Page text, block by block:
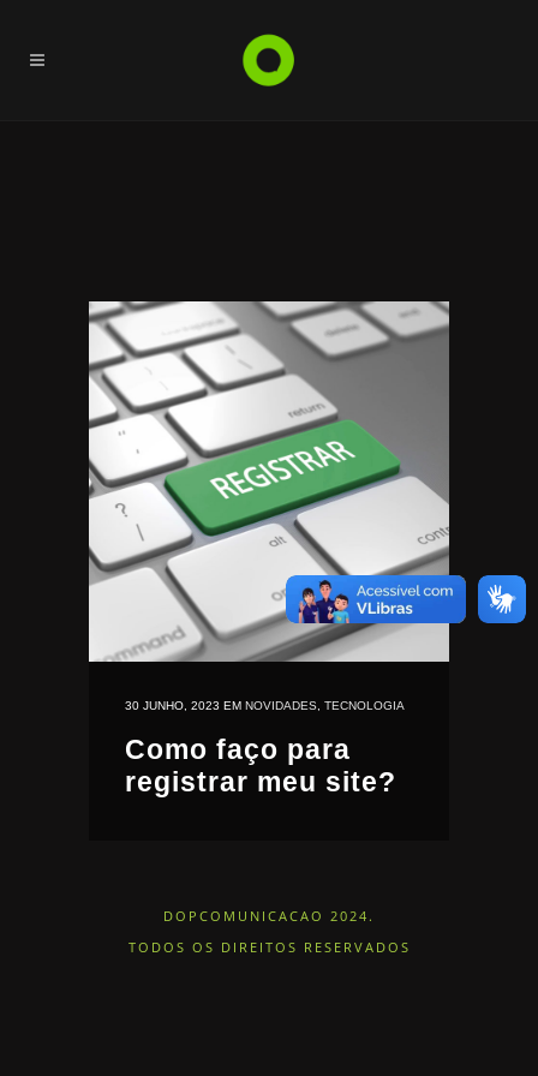
30 JUNHO, 2023 EM NOVIDADES TECNOLOGIA
Como faço para
registrar meu site?
DOPCOMUNICACAO 2024.
TODOS OS DIREITOS RESERVADOS